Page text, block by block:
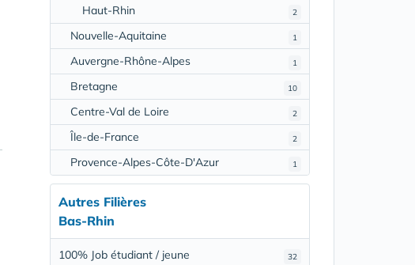
2
Haut-Rhin
1
Nouvelle-Aquitaine
1
Auvergne-Rhône-Alpes
10
Bretagne
2
Centre-Val de Loire
2
Île-de-France
1
Provence-Alpes-Côte-D'Azur
Autres Filières
Bas-Rhin
32
100% Job étudiant / jeune